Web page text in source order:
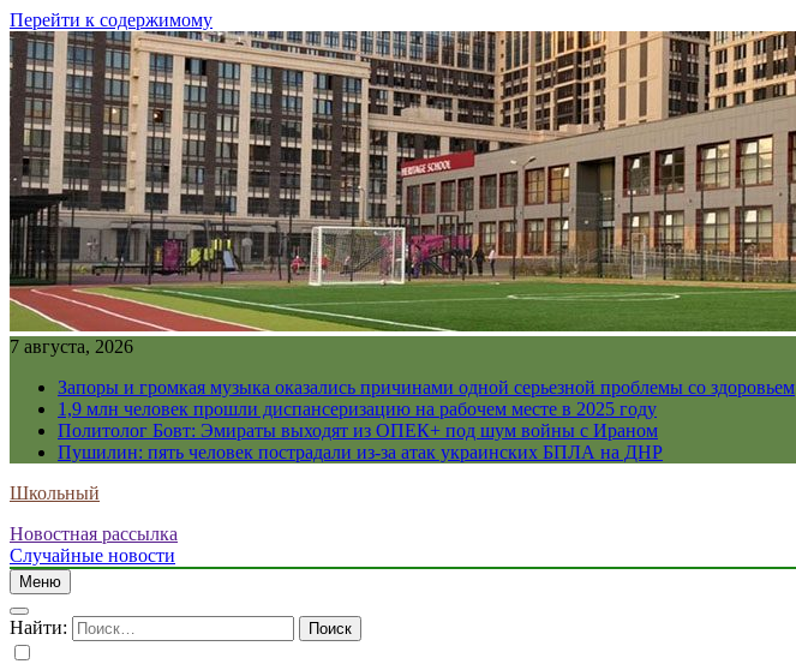
Перейти к содержимому
7 августа, 2026
Запоры и громкая музыка оказались причинами одной серьезной проблемы со здоровьем
1,9 млн человек прошли диспансеризацию на рабочем месте в 2025 году
Политолог Бовт: Эмираты выходят из ОПЕК+ под шум войны с Ираном
Пушилин: пять человек пострадали из-за атак украинских БПЛА на ДНР
Школьный
Новостная рассылка
Случайные новости
Меню
Найти: